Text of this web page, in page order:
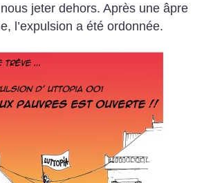
jeter dehors. Après une âpre
l’expulsion a été ordonnée.